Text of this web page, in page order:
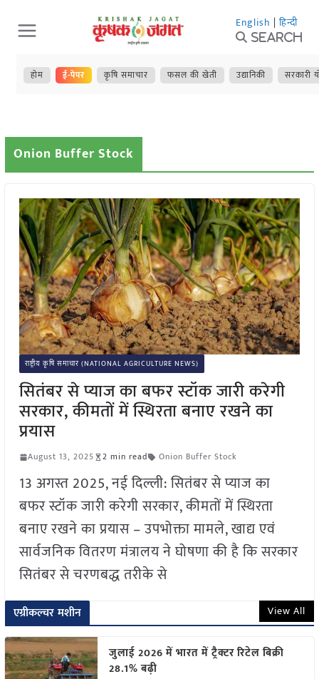
Skip
to
content
English | हिन्दी
Search
होम ई-पेपर कृषि समाचार फसल की खेती उद्यानिकी सरकारी
Onion Buffer Stock
राष्ट्रीय कृषि समाचार (NATIONAL AGRICULTURE NEWS)
सितंबर से प्याज का बफर स्टॉक जारी करेगी
सरकार, कीमतों में स्थिरता बनाए रखने का
प्रयास
August 13, 2025 2 min read Onion Buffer Stock
13 अगस्त 2025, नई दिल्ली: सितंबर से प्याज का
बफर स्टॉक जारी करेगी सरकार, कीमतों में स्थिरता
बनाए रखने का प्रयास – उपभोक्ता मामले, खाद्य एवं
सार्वजनिक वितरण मंत्रालय ने घोषणा की है कि सरकार
सितंबर से चरणबद्ध तरीके से
एग्रीकल्चर मशीन View All
जुलाई 2026 में भारत में ट्रैक्टर रिटेल बिक्री
28.1% बढ़ी